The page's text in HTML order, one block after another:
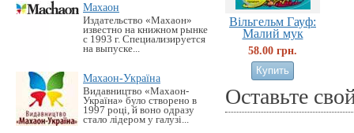
Махаон
Издательство «Махаон»
известно на книжном рынке
с 1993 г. Специализируется
на выпуске...
Махаон-Україна
Видавництво «Махаон-
Україна» було створено в
1997 році, й воно одразу
стало лідером у галузі...
Вільгельм Гауф:
Малий мук
58.00 грн.
Оставьте